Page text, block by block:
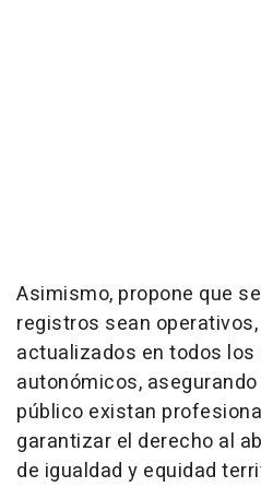
Asimismo, propone que
registros sean
actualizados en todos
autonómicos,
público existan
garantizar el derecho al
de igualdad y equidad